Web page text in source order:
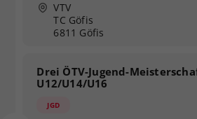
VTV
TC Göfis
6811 Göfis
Drei ÖTV-Jugend-
U12/U14/U16
JGD